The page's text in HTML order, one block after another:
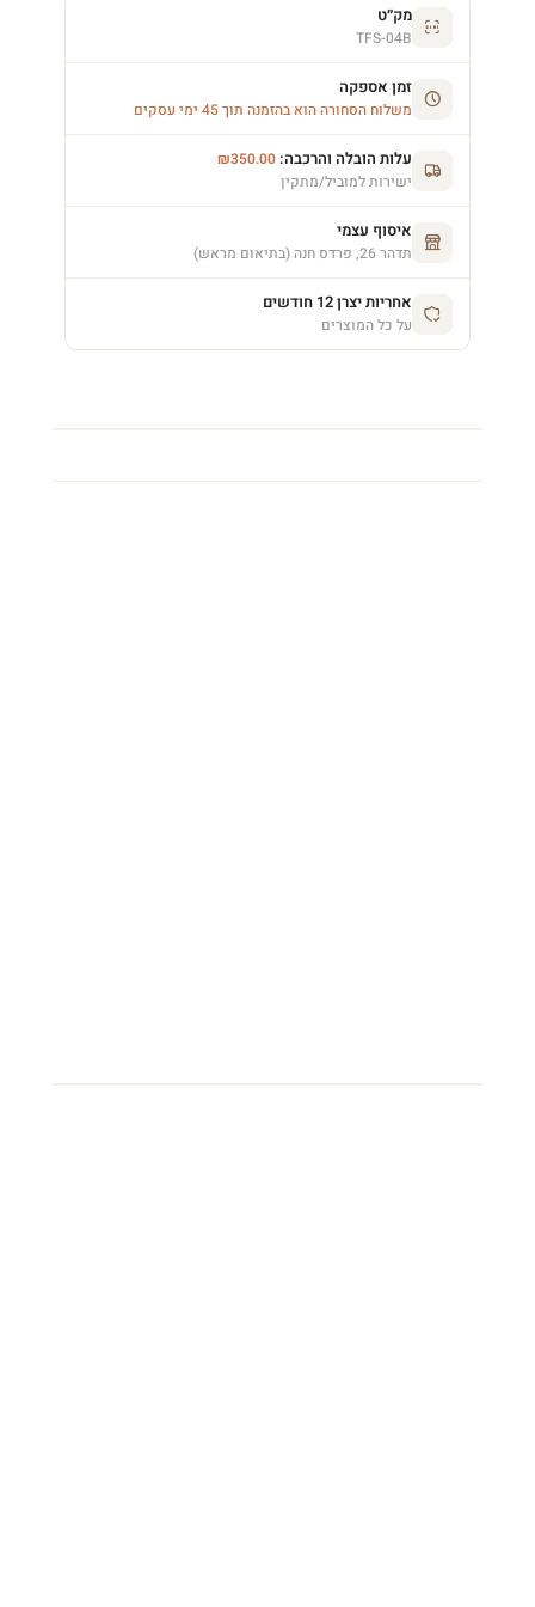
מק״ט
TFS-04B
זמן אספקה
משלוח הסחורה הוא בהזמנה תוך 45 ימי עסקים
עלות הובלה והרכבה: ₪350.00
ישירות למוביל/מתקין
איסוף עצמי
תדהר 26, פרדס חנה (בתיאום מראש)
אחריות יצרן 12 חודשים
על כל המוצרים